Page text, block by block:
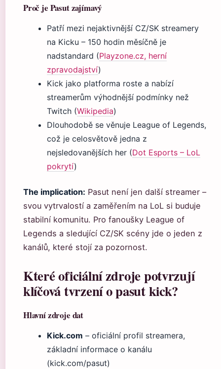
Proč je Pasut zajímavý
Patří mezi nejaktivnější CZ/SK streamery
na Kicku – 150 hodin měsíčně je
nadstandard (Playzone.cz, herní
zpravodajství)
Kick jako platforma roste a nabízí
streamerům výhodnější podmínky než
Twitch (Wikipedia)
Dlouhodobě se věnuje League of Legends,
což je celosvětově jedna z
nejsledovanějších her (Dot Esports – LoL
pokrytí)
The implication: Pasut není jen další streamer –
svou vytrvalostí a zaměřením na LoL si buduje
stabilní komunitu. Pro fanoušky League of
Legends a sledující CZ/SK scény jde o jeden z
kanálů, které stojí za pozornost.
Které oficiální zdroje potvrzují
klíčová tvrzení o pasut kick?
Hlavní zdroje dat
Kick.com – oficiální profil streamera,
základní informace o kanálu
(kick.com/pasut)